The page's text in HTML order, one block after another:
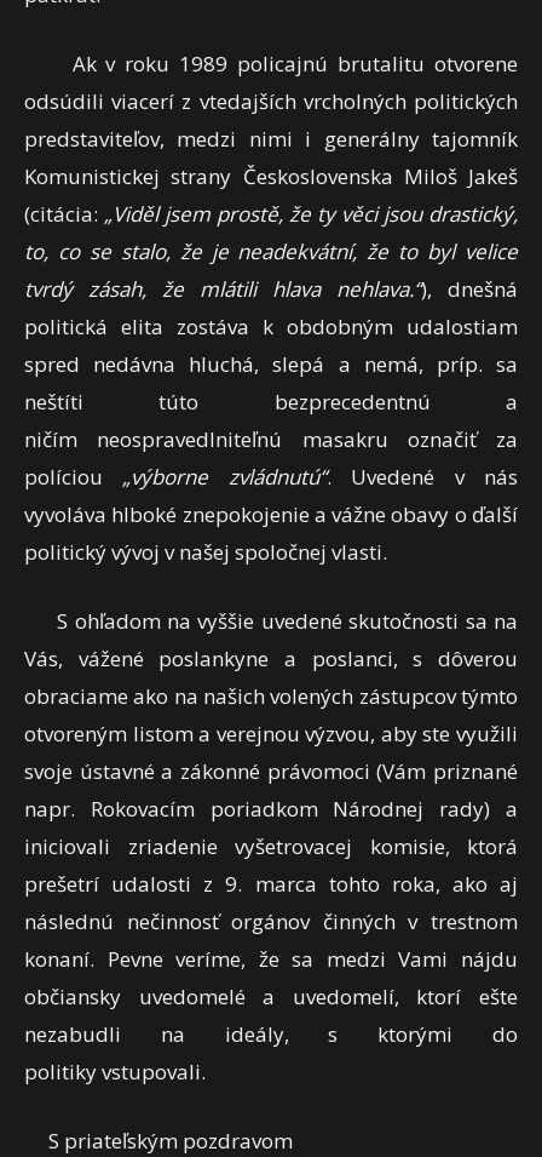
Ak v roku 1989 policajnú brutalitu otvorene
odsúdili viacerí z vtedajších vrcholných politických
predstaviteľov, medzi nimi i generálny tajomník
Komunistickej strany Československa Miloš Jakeš
(citácia: „Viděl jsem prostě, že ty věci jsou drastický,
to, co se stalo, že je neadekvátní,že to byl velice
tvrdý zásah, že mlátili hlava nehlava.“), dnešná
politická elita zostáva k obdobným udalostiam
spred nedávna hluchá, slepá a nemá, príp. sa
neštíti túto bezprecedentnú a
ničím neospravedlniteľnú masakru označiť za
políciou „výborne zvládnutú“. Uvedené v nás
vyvoláva hlboké znepokojenie a vážne obavy o ďalší
politický vývoj v našej spoločnej vlasti.
S ohľadom na vyššie uvedené skutočnosti sa na
Vás, vážené poslankyne a poslanci, s dôverou
obraciame ako na našich volených zástupcov týmto
otvoreným listom a verejnou výzvou, aby ste využili
svoje ústavné a zákonné právomoci (Vám priznané
napr. Rokovacím poriadkom Národnej rady) a
iniciovali zriadenie vyšetrovacej komisie, ktorá
prešetrí udalosti z 9. marca tohto roka, ako aj
následnú nečinnosť orgánov činných v trestnom
konaní. Pevne veríme, že sa medzi Vami nájdu
občiansky uvedomelé a uvedomelí, ktorí ešte
nezabudli na ideály, s ktorými do
politiky vstupovali.
S priateľským pozdravom